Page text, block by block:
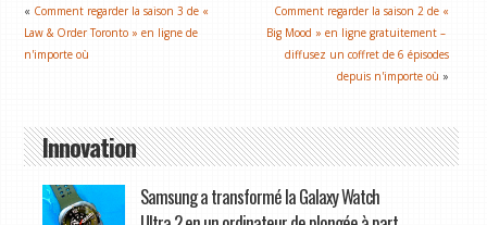
« Comment regarder la saison 3 de «
Law & Order Toronto » en ligne de
n'importe où
Comment regarder la saison 2 de «
Big Mood » en ligne gratuitement – ​​
diffusez un coffret de 6 épisodes
depuis n'importe où »
Innovation
Samsung a transformé la Galaxy Watch